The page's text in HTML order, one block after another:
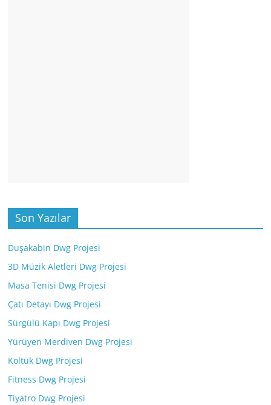
Son Yazılar
Duşakabin Dwg Projesi
3D Müzik Aletleri Dwg Projesi
Masa Tenisi Dwg Projesi
Çatı Detayı Dwg Projesi
Sürgülü Kapı Dwg Projesi
Yürüyen Merdiven Dwg Projesi
Koltuk Dwg Projesi
Fitness Dwg Projesi
Tiyatro Dwg Projesi